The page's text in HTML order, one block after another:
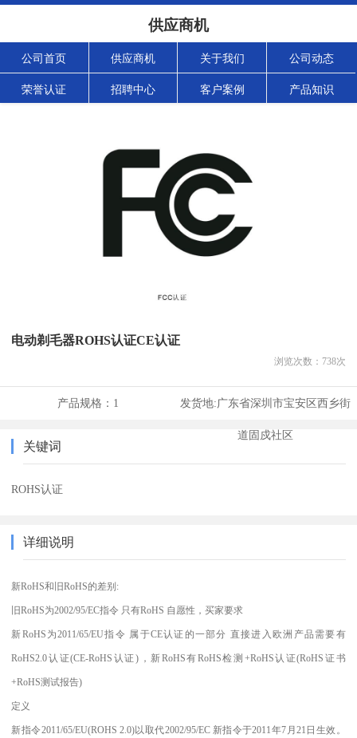
供应商机
公司首页 供应商机 关于我们 公司动态
荣誉认证 招聘中心 客户案例 产品知识
电动剃毛器ROHS认证CE认证
浏览次数： 738次
产品规格： 1 发货地:广东省深圳市宝安区西乡街
道固戍社区
关键词
ROHS认证
详细说明
新RoHS和旧RoHS的差别:
旧RoHS为2002/95/EC指令 只有RoHS 自愿性，买家要求
新RoHS为2011/65/EU指令 属于CE认证的一部分 直接进入欧洲产品需要有
RoHS2.0认证(CE-RoHS认证)，新RoHS有RoHS检测+RoHS认证(RoHS证书
+RoHS测试报告)
定义
新指令2011/65/EU(ROHS 2.0)以取代2002/95/EC 新指令于2011年7月21日生效。